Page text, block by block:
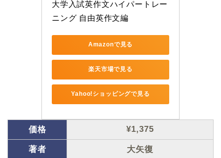
大学入試英作文ハイパートレー
ニング 自由英作文編
Amazonで見る
楽天市場で見る
Yahoo!ショッピングで見る
価格 ¥1,375
著者 大矢復